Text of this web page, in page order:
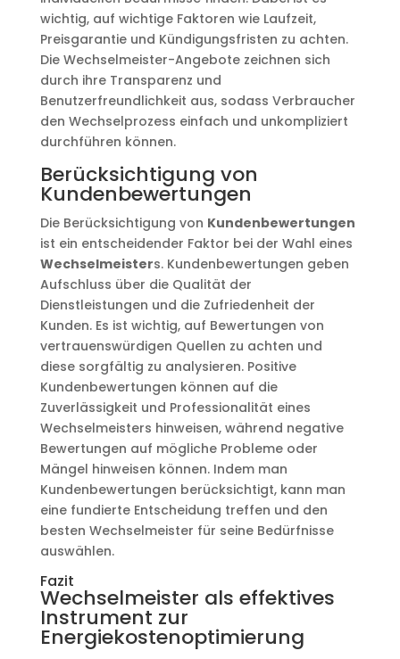
wichtig, auf wichtige Faktoren wie Laufzeit,
Preisgarantie und Kündigungsfristen zu achten.
Die Wechselmeister-Angebote zeichnen sich
durch ihre Transparenz und
Benutzerfreundlichkeit aus, sodass Verbraucher
den Wechselprozess einfach und unkompliziert
durchführen können.
Berücksichtigung von
Kundenbewertungen
Die Berücksichtigung von Kundenbewertungen
ist ein entscheidender Faktor bei der Wahl eines
Wechselmeisters. Kundenbewertungen geben
Aufschluss über die Qualität der
Dienstleistungen und die Zufriedenheit der
Kunden. Es ist wichtig, auf Bewertungen von
vertrauenswürdigen Quellen zu achten und
diese sorgfältig zu analysieren. Positive
Kundenbewertungen können auf die
Zuverlässigkeit und Professionalität eines
Wechselmeisters hinweisen, während negative
Bewertungen auf mögliche Probleme oder
Mängel hinweisen können. Indem man
Kundenbewertungen berücksichtigt, kann man
eine fundierte Entscheidung treffen und den
besten Wechselmeister für seine Bedürfnisse
auswählen.
Fazit
Wechselmeister als effektives
Instrument zur
Energiekostenoptimierung